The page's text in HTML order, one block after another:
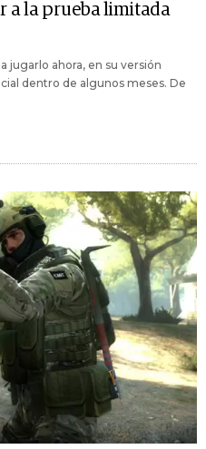
a la prueba limitada
jugarlo ahora, en su versión
dentro de algunos meses. De